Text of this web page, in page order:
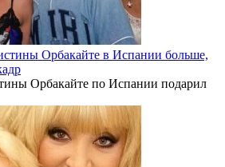
Орбакайте в Испании больше,
Орбакайте по Испании подарил